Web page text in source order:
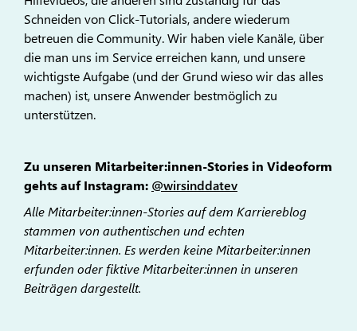
Schneiden von Click-Tutorials, andere wiederum
betreuen die Community. Wir haben viele Kanäle, über
die man uns im Service erreichen kann, und unsere
wichtigste Aufgabe (und der Grund wieso wir das alles
machen) ist, unsere Anwender bestmöglich zu
unterstützen.
Zu unseren Mitarbeiter:innen-Stories in Videoform
gehts auf Instagram: @wirsinddatev
Alle Mitarbeiter:innen-Stories auf dem Karriereblog
stammen von authentischen und echten
Mitarbeiter:innen. Es werden keine Mitarbeiter:innen
erfunden oder fiktive Mitarbeiter:innen in unseren
Beiträgen dargestellt.